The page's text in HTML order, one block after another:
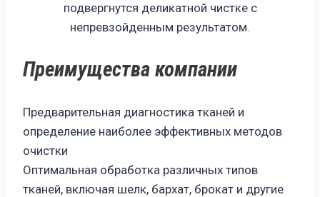
подвергнутся деликатной чистке с
непревзойденным результатом.
Преимущества компании
Предварительная диагностика тканей и
определение наиболее эффективных методов
очистки
Оптимальная обработка различных типов
тканей, включая шелк, бархат, брокат и другие